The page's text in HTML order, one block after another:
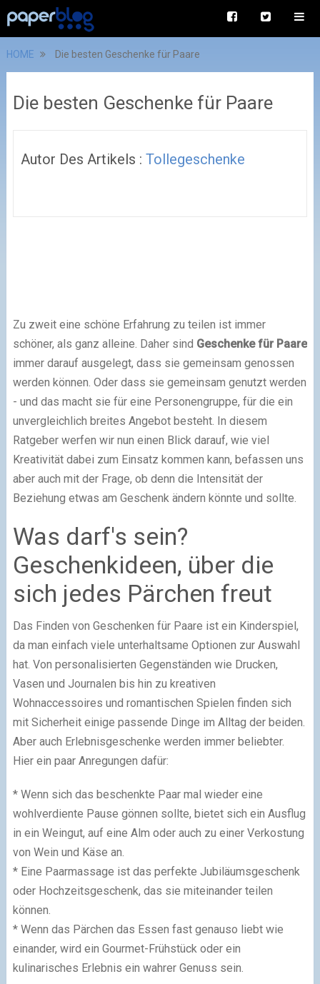
HOME Die besten Geschenke für Paare
Die besten Geschenke für Paare
Autor Des Artikels : Tollegeschenke
Zu zweit eine schöne Erfahrung zu teilen ist immer
schöner, als ganz alleine. Daher sind Geschenke für Paare
immer darauf ausgelegt, dass sie gemeinsam genossen
werden können. Oder dass sie gemeinsam genutzt werden
- und das macht sie für eine Personengruppe, für die ein
unvergleichlich breites Angebot besteht. In diesem
Ratgeber werfen wir nun einen Blick darauf, wie viel
Kreativität dabei zum Einsatz kommen kann, befassen uns
aber auch mit der Frage, ob denn die Intensität der
Beziehung etwas am Geschenk ändern könnte und sollte.
Was darf's sein?
Geschenkideen, über die
sich jedes Pärchen freut
Das Finden von Geschenken für Paare ist ein Kinderspiel,
da man einfach viele unterhaltsame Optionen zur Auswahl
hat. Von personalisierten Gegenständen wie Drucken,
Vasen und Journalen bis hin zu kreativen
Wohnaccessoires und romantischen Spielen finden sich
mit Sicherheit einige passende Dinge im Alltag der beiden.
Aber auch Erlebnisgeschenke werden immer beliebter.
Hier ein paar Anregungen dafür:
* Wenn sich das beschenkte Paar mal wieder eine
wohlverdiente Pause gönnen sollte, bietet sich ein Ausflug
in ein Weingut, auf eine Alm oder auch zu einer Verkostung
von Wein und Käse an.
* Eine Paarmassage ist das perfekte Jubiläumsgeschenk
oder Hochzeitsgeschenk, das sie miteinander teilen
können.
* Wenn das Pärchen das Essen fast genauso liebt wie
einander, wird ein Gourmet-Frühstück oder ein
kulinarisches Erlebnis ein wahrer Genuss sein.